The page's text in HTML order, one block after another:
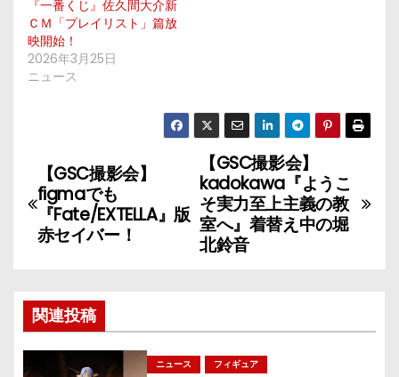
『一番くじ』佐久間大介新
ＣＭ「プレイリスト」篇放
映開始！
2026年3月25日
ニュース
投
稿
ナ
ゲ
ー
【GSC撮影会】
kadokawa『ようこ
そ実力至上主義の教
室へ』着替え中の堀
北鈴音
【GSC撮影会】
figmaでも
『Fate/EXTELLA』版
赤セイバー！
関連投稿
ニュース フィギュア